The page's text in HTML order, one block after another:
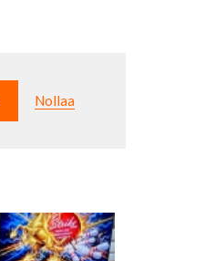
Nollaa